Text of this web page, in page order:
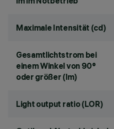
Maximale Intensität (cd)
Gesamtlichtstrom bei
einem Winkel von 90°
oder größer (lm)
Light output ratio (LOR)